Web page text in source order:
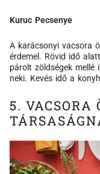
Kuruc Pecsenye
A karácsonyi vacsora
érdemel. Rövid idő
párolt zöldségek
neki. Kevés idő a
5. VACSORA